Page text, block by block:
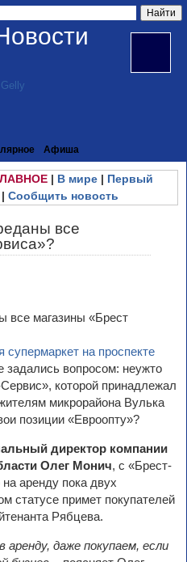
Афиша
| В мире| Первый
| Сообщить новость
все
супермаркет на проспекте
задались вопросом: неужто
которой принадлежал
микрорайона Вулька
позиции «Евроопту»?
директор компании
Олег Монич, с «Брест-
аренду пока двух
статусе примет покупателей
Рябцева.
даже покупаем, если